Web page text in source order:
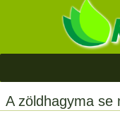
A zöldhagyma se